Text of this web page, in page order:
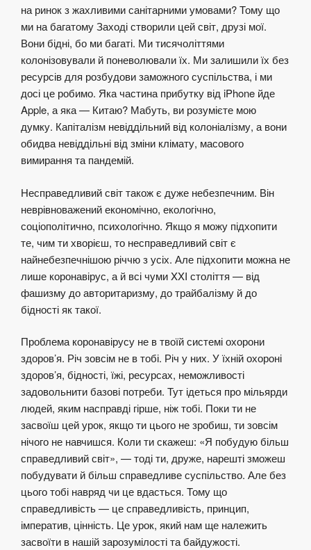
на ринок з жахливими санітарними умовами? Тому що
ми на багатому Заході створили цей світ, друзі мої.
Вони бідні, бо ми багаті. Ми тисячоліттями
колонізовували й поневолювали їх. Ми залишили їх без
ресурсів для розбудови заможного суспільства, і ми
досі це робимо. Яка частина прибутку від iPhone йде
Apple, а яка — Китаю? Мабуть, ви розумієте мою
думку. Капіталізм невіддільний від колоніалізму, а вони
обидва невіддільні від зміни клімату, масового
вимирання та пандемій.
Несправедливий світ також є дуже небезпечним. Він
неврівноважений економічно, екологічно,
соціополітично, психологічно. Якщо я можу підхопити
те, чим ти хворієш, то несправедливий світ є
найнебезпечнішою річчю з усіх. Але підхопити можна не
лише коронавірус, а й всі чуми XXI століття — від
фашизму до авторитаризму, до трайбалізму й до
бідності як такої.
Проблема коронавірусу не в твоїй системі охорони
здоров’я. Річ зовсім не в тобі. Річ у них. У їхній охороні
здоров’я, бідності, їжі, ресурсах, неможливості
задовольнити базові потреби. Тут ідеться про мільярди
людей, яким насправді гірше, ніж тобі. Поки ти не
засвоїш цей урок, якщо ти цього не зробиш, ти зовсім
нічого не навчишся. Коли ти скажеш: «Я побудую більш
справедливий світ», — тоді ти, друже, нарешті зможеш
побудувати й більш справедливе суспільство. Але без
цього тобі навряд чи це вдасться. Тому що
справедливість — це справедливість, принцип,
імператив, цінність. Це урок, який нам ще належить
засвоїти в нашій зарозумілості та байдужості.